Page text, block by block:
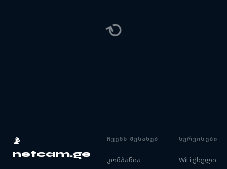
⟳
📡
netcam.ge
ᲩᲕᲔᲜᲡ ᲨᲔᲡᲐᲮᲔᲑ
კომპანია
ᲡᲔᲠᲕᲘᲡᲔᲑᲘ
WiFi ქსელი